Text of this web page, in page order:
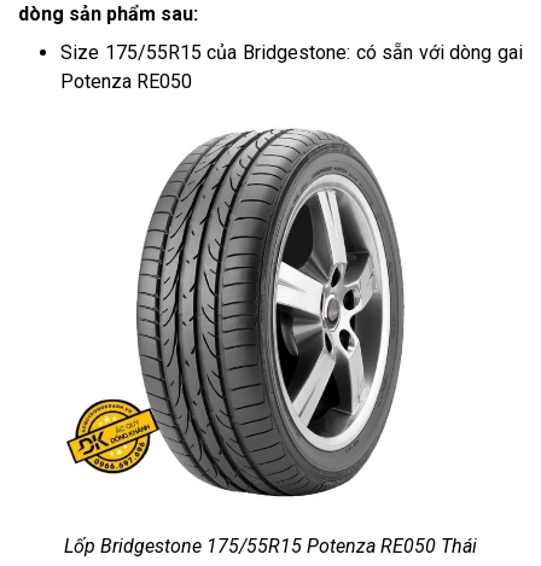
dòng sản phẩm sau:
Size 175/55R15 của Bridgestone: có sẵn với dòng gai
Potenza RE050
Lốp Bridgestone 175/55R15 Potenza RE050 Thái